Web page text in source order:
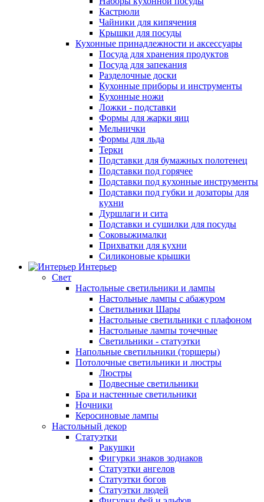
Кастрюли
Чайники для кипячения
Крышки для посуды
Кухонные принадлежности и аксессуары
Посуда для хранения продуктов
Посуда для запекания
Разделочные доски
Кухонные приборы и инструменты
Кухонные ножи
Ложки - подставки
Формы для жарки яиц
Мельнички
Формы для льда
Терки
Подставки для бумажных полотенец
Подставки под горячее
Подставки под кухонные инструменты
Подставки под губки и дозаторы для
кухни
Дуршлаги и сита
Подставки и сушилки для посуды
Соковыжималки
Прихватки для кухни
Силиконовые крышки
Интерьер
Свет
Настольные светильники и лампы
Настольные лампы с абажуром
Светильники Шары
Настольные светильники с плафоном
Настольные лампы точечные
Светильники - статуэтки
Напольные светильники (торшеры)
Потолочные светильники и люстры
Люстры
Подвесные светильники
Бра и настенные светильники
Ночники
Керосиновые лампы
Настольный декор
Статуэтки
Ракушки
Фигурки знаков зодиаков
Статуэтки ангелов
Статуэтки богов
Статуэтки людей